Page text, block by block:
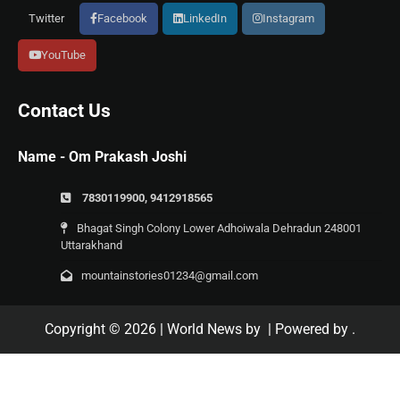
Twitter Facebook LinkedIn Instagram
YouTube
Contact Us
Name - Om Prakash Joshi
7830119900, 9412918565
Bhagat Singh Colony Lower Adhoiwala Dehradun 248001
Uttarakhand
mountainstories01234@gmail.com
Copyright © 2026 | World News by | Powered by .